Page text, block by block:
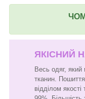
ЯКІСНИЙ
Весь одяг, який
тканин.
відділом